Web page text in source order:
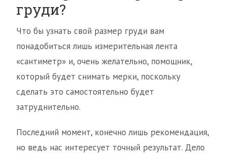
груди?
Что бы узнать свой размер груди вам
понадобиться лишь измерительная лента
«сантиметр» и, очень желательно, помощник,
который будет снимать мерки, поскольку
сделать это самостоятельно будет
затруднительно.
Последний момент, конечно лишь рекомендация,
но ведь нас интересует точный результат. Дело